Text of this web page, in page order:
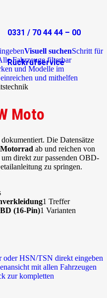
0331 / 70 44 44 – 00
Rückrufservice
Visuell suchenSchritt für
Fahrzeuge filterbar
und Modelle im
und mithelfen
Moto
Die Datensätze
Motorrad ab und reichen von
direkt zur passenden OBD-
zu springen.
1 Treffer
(16-Pin)1 Varianten
oder HSN/TSN direkt eingeben
mit allen Fahrzeugen
zur kompletten